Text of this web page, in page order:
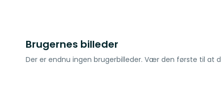
Brugernes billeder
Der er endnu ingen brugerbilleder. Vær den første til at